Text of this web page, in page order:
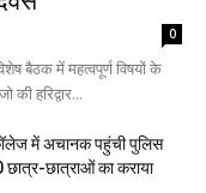
0
बैठक में महत्वपूर्ण विषयों के
हरिद्वार...
में अचानक पहुंची पुलिस
छात्राओं का कराया